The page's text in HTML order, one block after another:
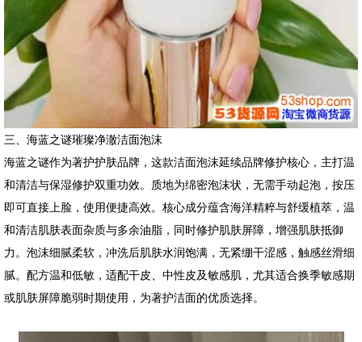
三、海蓝之谜璀璨净澈洁面泡沫
海蓝之谜作为著护护肤品牌，这款洁面泡沫延续品牌修护核心，主打温
和清洁与保湿修护双重功效。质地为绵密泡沫状，无需手动起泡，按压
即可直接上脸，使用便捷高效。核心成分蕴含海洋精粹与舒缓植萃，温
和清洁肌肤表面杂质与多余油脂，同时修护肌肤屏障，增强肌肤抵御
力。泡沫细腻柔软，冲洗后肌肤水润饱满，无紧绷干涩感，触感丝滑细
腻。配方温和低敏，适配干皮、中性皮及敏感肌，尤其适合换季敏感期
或肌肤屏障脆弱时期使用，为著护洁面的优质选择。